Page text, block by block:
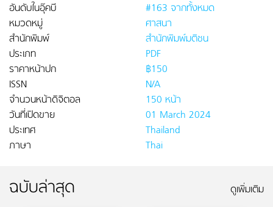
อันดับในอุ๊คบี
#163 จากทั้งหมด
หมวดหมู่
ศาสนา
สำนักพิมพ์
สำนักพิมพ์มติชน
ประเภท
PDF
ราคาหน้าปก
฿150
ISSN
N/A
จำนวนหน้าดิจิตอล
150 หน้า
วันที่เปิดขาย
01 March 2024
ประเทศ
Thailand
ภาษา
Thai
ฉบับล่าสุด ดูเพิ่มเติม